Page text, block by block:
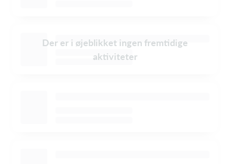
Der er i øjeblikket ingen fremtidige
aktiviteter